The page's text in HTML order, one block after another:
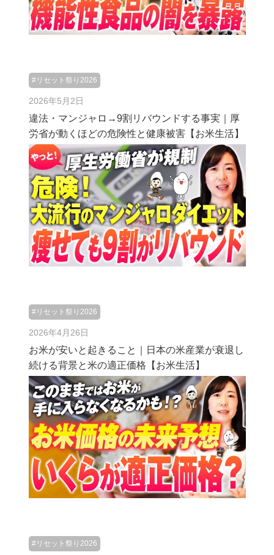
#リセット祭り2026
2026年5月2日
違法・マンジャロ→9割リバウンドする事実｜厚
労省が動くほどの危険性と健康被害【お米生活】
#リセット祭り2026
2026年4月26日
お米が安いと起きること｜日本の米産業が衰退し
続ける背景と米の適正価格【お米生活】
#リセット祭り2026